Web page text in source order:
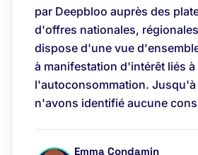
par Deepbloo auprès des
d'offres nationales,
dispose d'une vue
à manifestation d'intérêt liés à
l'autoconsommation.
n'avons identifié aucune
Emma Condamin